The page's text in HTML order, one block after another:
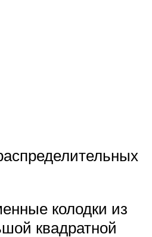
колодки из
квадратной